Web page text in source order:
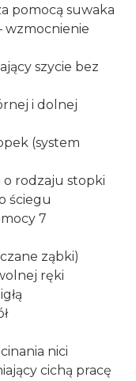
pomocą suwaka
wzmocnienie
szycie bez
i dolnej
(system
rodzaju stopki
ściegu
7
ząbki)
ręki
nici
cichą pracę